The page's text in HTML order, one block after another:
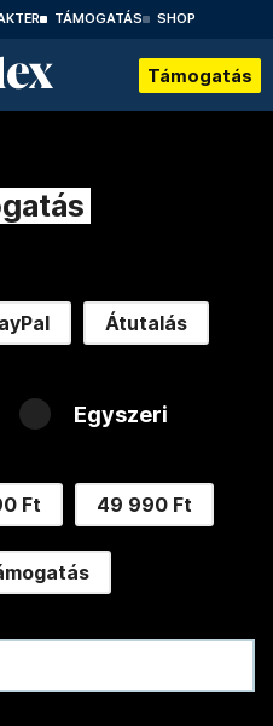
TÁMOGATÁS SHOP
Támogatás
Átutalás
Egyszeri
Ft 49 990 Ft